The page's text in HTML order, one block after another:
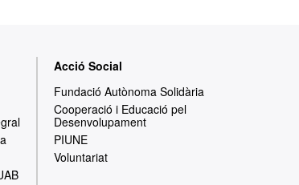
Acció Social
Fundació Autònoma Solidària
Cooperació i Educació pel
Desenvolupament
PIUNE
Voluntariat